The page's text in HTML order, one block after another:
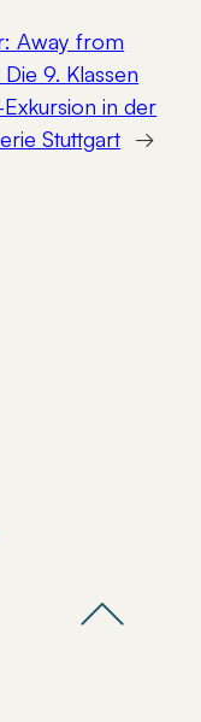
Away from
9. Klassen
in der
Stuttgart →